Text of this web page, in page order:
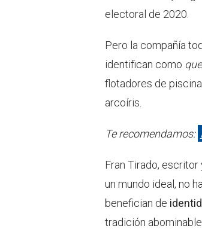
electoral de 2020.
Pero la compañía
identifican como
flotadores de
arcoíris.
Te recomendamos:
Fran Tirado,
un mundo ideal, no
benefician de
tradición